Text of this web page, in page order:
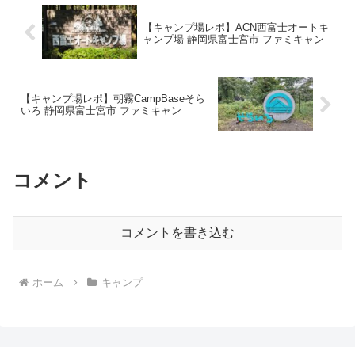
【キャンプ場レポ】ACN西富士オートキ
ャンプ場 静岡県富士宮市 ファミキャン
【キャンプ場レポ】朝霧CampBaseそら
いろ 静岡県富士宮市 ファミキャン
コメント
コメントを書き込む
ホーム キャンプ